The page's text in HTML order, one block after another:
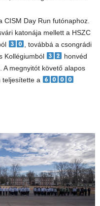
CISM Day Run futónaphoz.
katonája mellett a HSZC
, továbbá a csongrádi
Kollégiumból
honvéd
A megnyitót követő alapos
teljesítette a